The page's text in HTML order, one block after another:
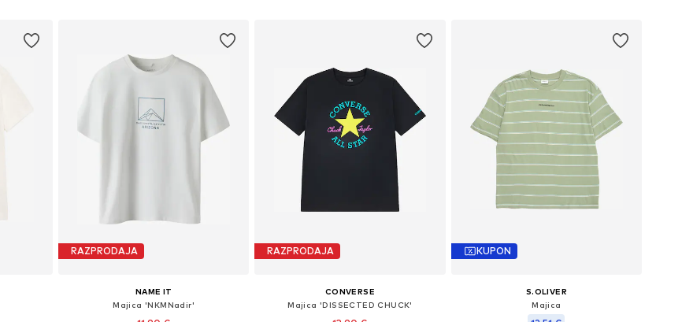
RAZPRODAJA
NAME IT
Majica 'NKMNadir'
RAZPRODAJA
CONVERSE
Majica 'DISSECTED CHUCK'
KUPON
S.OLIVER
Majica